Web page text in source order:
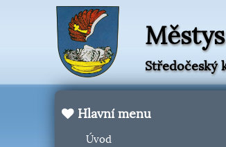
Středočeský
Hlavní menu
Úvod